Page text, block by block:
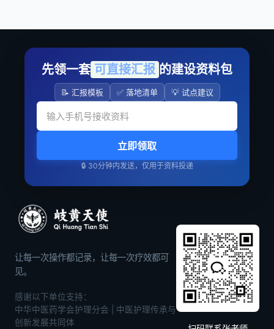
先领一套 可直接汇报 的建设资料包
📝 汇报模板 ✅ 落地清单 💡 试点建议
立即领取
🔒 30分钟内发送，仅用于资料投递
让每一次操作都记录，让每一次疗效都可
见。
感谢以下单位支持：
中华中医药学会护理分会 | 中医护理传承与
创新发展共同体